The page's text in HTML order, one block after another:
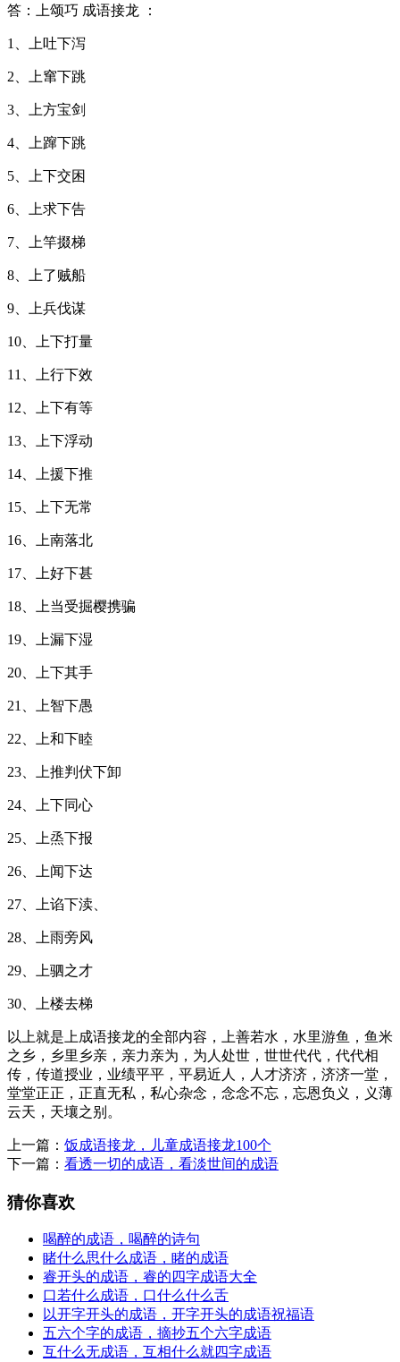
答：上颂巧 成语接龙 ：
1、上吐下泻
2、上窜下跳
3、上方宝剑
4、上蹿下跳
5、上下交困
6、上求下告
7、上竿掇梯
8、上了贼船
9、上兵伐谋
10、上下打量
11、上行下效
12、上下有等
13、上下浮动
14、上援下推
15、上下无常
16、上南落北
17、上好下甚
18、上当受掘樱携骗
19、上漏下湿
20、上下其手
21、上智下愚
22、上和下睦
23、上推判伏下卸
24、上下同心
25、上烝下报
26、上闻下达
27、上谄下渎、
28、上雨旁风
29、上驷之才
30、上楼去梯
以上就是上成语接龙的全部内容，上善若水，水里游鱼，鱼米
之乡，乡里乡亲，亲力亲为，为人处世，世世代代，代代相
传，传道授业，业绩平平，平易近人，人才济济，济济一堂，
堂堂正正，正直无私，私心杂念，念念不忘，忘恩负义，义薄
云天，天壤之别。
上一篇： 饭成语接龙，儿童成语接龙100个
下一篇： 看透一切的成语，看淡世间的成语
猜你喜欢
喝醉的成语，喝醉的诗句
睹什么思什么成语，睹的成语
睿开头的成语，睿的四字成语大全
口若什么成语，口什么什么舌
以开字开头的成语，开字开头的成语祝福语
五六个字的成语，摘抄五个六字成语
互什么无成语，互相什么就四字成语